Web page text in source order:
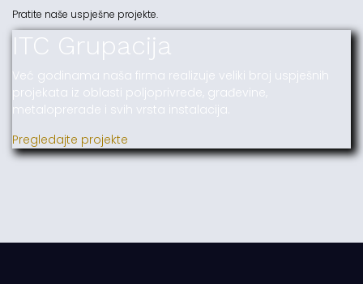
Pratite naše uspješne projekte.
ITC Grupacija
Već godinama naša firma realizuje veliki broj uspješnih
projekata iz oblasti poljoprivrede, građevine,
metaloprerade i svih vrsta instalacija.
Pregledajte projekte